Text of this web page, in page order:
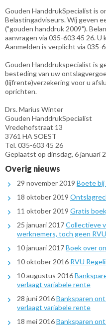
Gouden HanddrukSpecialist is
Belastingadviseurs. Wij geven
("gouden handdruk 2009").
aanvragen via 035-603 45 26.
Aanmelden is verplicht via 035-
Gouden Handdrukspecialist is
besteding van uw
(lijfrente)verzekering voor u
oprichten.
Drs. Marius Winter
Gouden HanddrukSpecialist
Vredehofstraat 13
3761 HA SOEST
Tel. 035-603 45 26
Geplaatst op dinsdag, 6 januari
Overig nieuws
29 november 2019 Boete
18 oktober 2019
11 oktober 2019 Gratis
25 januari 2017Collectieve
werknemers, toch geen
10 januari 2017Boek over
10 oktober 2016 RVU
10 augustus 2016
verlaagt variabele rente
28 juni 2016Banksparen
verlaagt variabele rente
18 mei 2016Banksparen